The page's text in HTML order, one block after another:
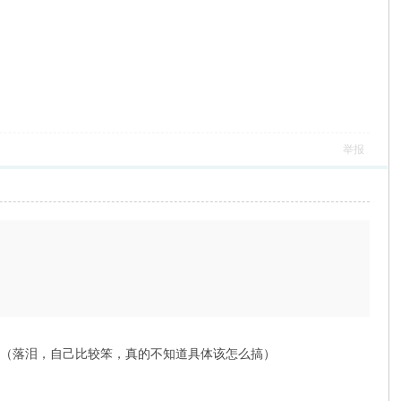
举报
泪，自己比较笨，真的不知道具体该怎么搞）